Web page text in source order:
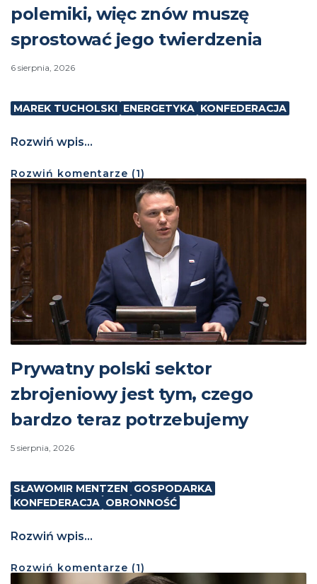
polemiki, więc znów muszę
sprostować jego twierdzenia
6 sierpnia, 2026
MAREK TUCHOLSKI ENERGETYKA KONFEDERACJA
Rozwiń wpis...
Rozwiń komentarze (1)
Prywatny polski sektor
zbrojeniowy jest tym, czego
bardzo teraz potrzebujemy
5 sierpnia, 2026
SŁAWOMIR MENTZEN GOSPODARKA
KONFEDERACJA OBRONNOŚĆ
Rozwiń wpis...
Rozwiń komentarze (1)